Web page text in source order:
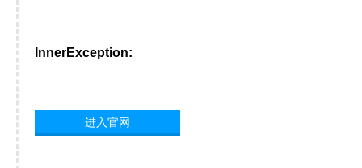
InnerException:
进入官网